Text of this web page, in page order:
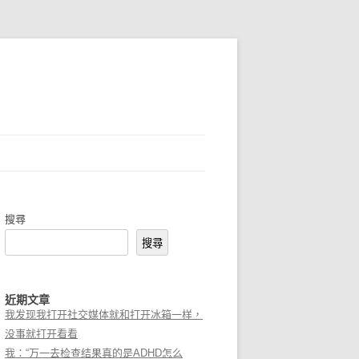
搜尋
搜尋
近期文章
我发现我打开社交媒体就和打开冰箱一样，
没事就打开看看
我：“万一去检查结果真的是ADHD怎么